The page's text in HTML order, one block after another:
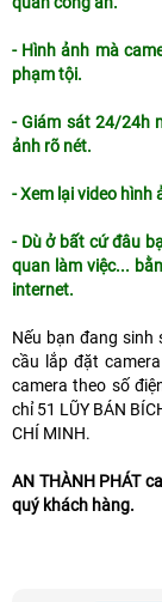
- Hình ảnh mà
phạm tội.
- Giám sát 24/24h
ảnh rõ nét.
- Xem lại video
- Dù ở bất cứ đâu
quan làm việc...
internet.
Nếu bạn đang sinh
cầu lắp đặt
camera theo số
chỉ 51 LŨY BÁN
CHÍ MINH.
AN THÀNH PHÁT
quý khách hàng.